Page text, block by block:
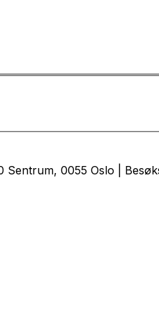
Sentrum, 0055 Oslo |